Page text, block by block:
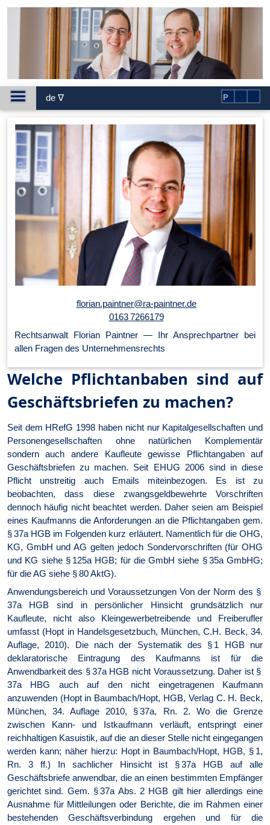
de ∇ P
florian.paintner@ra-paintner.de
0163 7266179
Rechtsanwalt Florian Paintner — Ihr Ansprechpartner bei
allen Fragen des Unternehmensrechts
Welche Pflichtanbaben sind auf
Geschäftsbriefen zu machen?
Seit dem HRefG 1998 haben nicht nur Kapitalgesellschaften und
Personengesellschaften ohne natürlichen Komplementär
sondern auch andere Kaufleute gewisse Pflichtangaben auf
Geschäftsbriefen zu machen. Seit EHUG 2006 sind in diese
Pflicht unstreitig auch Emails miteinbezogen. Es ist zu
beobachten, dass diese zwangsgeldbewehrte Vorschriften
dennoch häufig nicht beachtet werden. Daher seien am Beispiel
eines Kaufmanns die Anforderungen an die Pflichtangaben gem.
§ 37a HGB im Folgenden kurz erläutert. Namentlich für die OHG,
KG, GmbH und AG gelten jedoch Sondervorschriften (für OHG
und KG siehe § 125a HGB; für die GmbH siehe § 35a GmbHG;
für die AG siehe § 80 AktG).
Anwendungsbereich und Voraussetzungen Von der Norm des §
37a HGB sind in persönlicher Hinsicht grundsätzlich nur
Kaufleute, nicht also Kleingewerbetreibende und Freiberufler
umfasst (Hopt in Handelsgesetzbuch, München, C.H. Beck, 34.
Auflage, 2010). Die nach der Systematik des § 1 HGB nur
deklaratorische Eintragung des Kaufmanns ist für die
Anwendbarkeit des § 37a HGB nicht Voraussetzung. Daher ist §
37a HBG auch auf den nicht eingetragenen Kaufmann
anzuwenden (Hopt in Baumbach/Hopt, HGB, Verlag C. H. Beck,
München, 34. Auflage 2010, § 37a, Rn. 2. Wo die Grenze
zwischen Kann- und Istkaufmann verläuft, entspringt einer
reichhaltigen Kasuistik, auf die an dieser Stelle nicht eingegangen
werden kann; näher hierzu: Hopt in Baumbach/Hopt, HGB, § 1,
Rn. 3 ff.) In sachlicher Hinsicht ist § 37a HGB auf alle
Geschäftsbriefe anwendbar, die an einen bestimmten Empfänger
gerichtet sind. Gem. § 37a Abs. 2 HGB gilt hier allerdings eine
Ausnahme für Mittleilungen oder Berichte, die im Rahmen einer
bestehenden Geschäftsverbindung ergehen und für die